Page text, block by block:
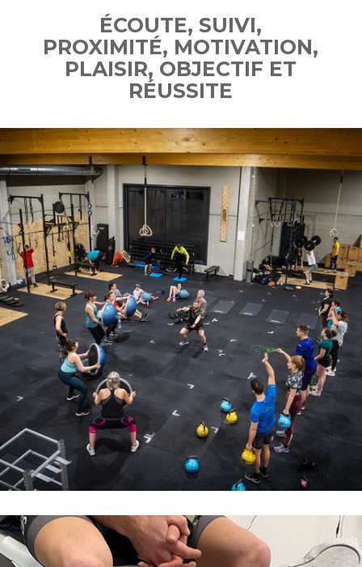
ÉCOUTE, SUIVI,
PROXIMITÉ, MOTIVATION,
PLAISIR, OBJECTIF ET
RÉUSSITE